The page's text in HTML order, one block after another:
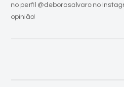
no perfil @deborasalvaro no
opinião!